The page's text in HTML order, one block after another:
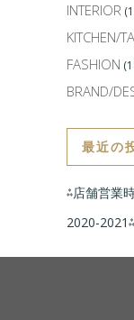
INTERIOR
KITCHEN/
FASHION
BRAND/
最近の
⁂店舗営業
2020-